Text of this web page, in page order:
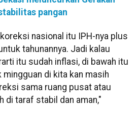
pangan
nasional itu IPH-nya plus
tahunannya. Jadi kalau
itu sudah inflasi, di bawah itu
di kita kan masih
sama ruang pusat atau
di taraf stabil dan aman,"